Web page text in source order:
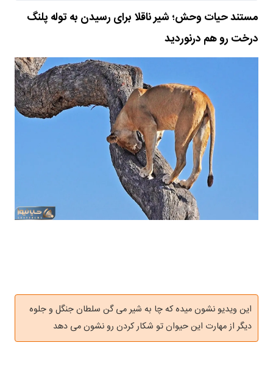
مستند حیات وحش؛ شیر ناقلا برای رسیدن به توله پلنگ
درخت رو هم درنوردید
این ویدیو نشون میده که چا به شیر می گن سلطان جنگل و جلوه
دیگر از مهارت این حیوان تو شکار کردن رو نشون می دهد